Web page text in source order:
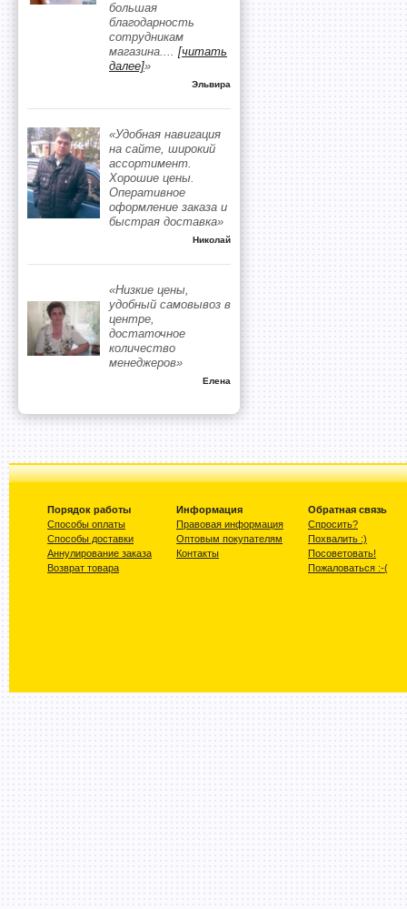
большая
благодарность
сотрудникам
магазина.... [читать
далее]»
Эльвира
«Удобная навигация
на сайте, широкий
ассортимент.
Хорошие цены.
Оперативное
оформление заказа и
быстрая доставка»
Николай
«Низкие цены,
удобный самовывоз в
центре,
достаточное
количество
менеджеров»
Елена
Порядок работы
Способы оплаты
Способы доставки
Аннулирование заказа
Возврат товара
Информация
Правовая информация
Оптовым покупателям
Контакты
Обратная связь
Спросить?
Похвалить :)
Посоветовать!
Пожаловаться :-(